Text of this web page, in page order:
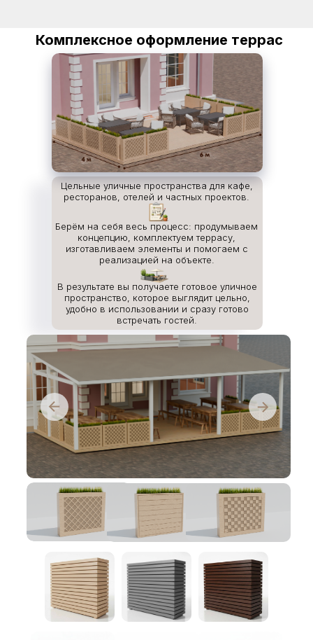
Комплексное оформление террас
Цельные уличные пространства для кафе,
ресторанов, отелей и частных проектов.
Берём на себя весь процесс: продумываем
концепцию, комплектуем террасу,
изготавливаем элементы и помогаем с
реализацией на объекте.
В результате вы получаете готовое уличное
пространство, которое выглядит цельно,
удобно в использовании и сразу готово
встречать гостей.